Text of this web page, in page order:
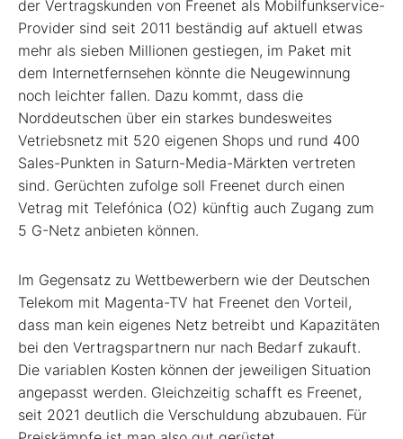
der Vertragskunden von Freenet als Mobilfunkservice-
Provider sind seit 2011 beständig auf aktuell etwas
mehr als sieben Millionen gestiegen, im Paket mit
dem Internetfernsehen könnte die Neugewinnung
noch leichter fallen. Dazu kommt, dass die
Norddeutschen über ein starkes bundesweites
Vetriebsnetz mit 520 eigenen Shops und rund 400
Sales-Punkten in Saturn-Media-Märkten vertreten
sind. Gerüchten zufolge soll Freenet durch einen
Vetrag mit Telefónica (O2) künftig auch Zugang zum
5 G-Netz anbieten können.
Im Gegensatz zu Wettbewerbern wie der Deutschen
Telekom mit Magenta-TV hat Freenet den Vorteil,
dass man kein eigenes Netz betreibt und Kapazitäten
bei den Vertragspartnern nur nach Bedarf zukauft.
Die variablen Kosten können der jeweiligen Situation
angepasst werden. Gleichzeitig schafft es Freenet,
seit 2021 deutlich die Verschuldung abzubauen. Für